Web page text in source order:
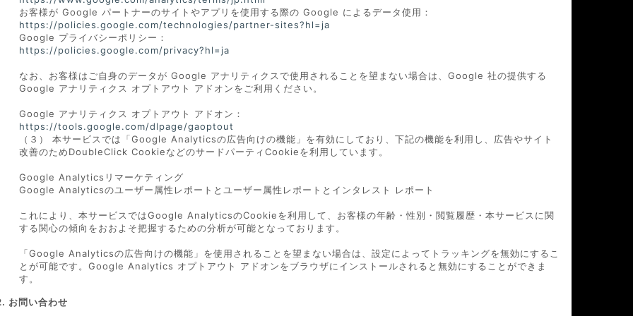
お客様が Google パートナーのサイトやアプリを使用する際の Google によるデータ使用：
https://policies.google.com/technologies/partner-sites?hl=ja
Google プライバシーポリシー：
https://policies.google.com/privacy?hl=ja
なお、お客様はご自身のデータが Google アナリティクスで使用されることを望まない場合は、Google 社の提供する
Google アナリティクス オプトアウト アドオンをご利用ください。
Google アナリティクス オプトアウト アドオン：
https://tools.google.com/dlpage/gaoptout
（３） 本サービスでは「Google Analyticsの広告向けの機能」を有効にしており、下記の機能を利用し、広告やサイト
改善のためDoubleClick CookieなどのサードパーティCookieを利用しています。
Google Analyticsリマーケティング
Google Analyticsのユーザー属性レポートとユーザー属性レポートとインタレスト レポート
これにより、本サービスではGoogle AnalyticsのCookieを利用して、お客様の年齢・性別・閲覧履歴・本サービスに関
する関心の傾向をおおよそ把握するための分析が可能となっております。
「Google Analyticsの広告向けの機能」を使用されることを望まない場合は、設定によってトラッキングを無効にするこ
とが可能です。Google Analytics オプトアウト アドオンをブラウザにインストールされると無効にすることができま
す。
お問い合わせ